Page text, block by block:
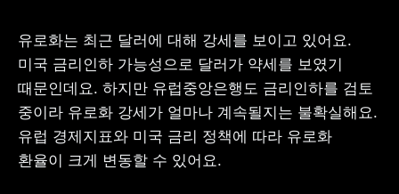
유로화는 최근 달러에 대해 강세를 보이고 있어요.
미국 금리인하 가능성으로 달러가 약세를 보였기
때문인데요. 하지만 유럽중앙은행도 금리인하를 검토
중이라 유로화 강세가 얼마나 계속될지는 불확실해요.
유럽 경제지표와 미국 금리 정책에 따라 유로화
환율이 크게 변동할 수 있어요.